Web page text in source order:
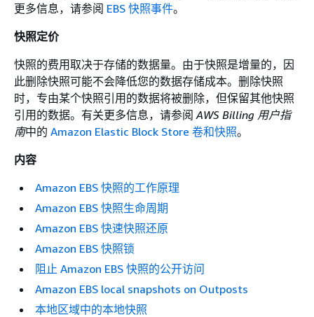
更多信息，请参阅 EBS 快照事件。
快照定价
快照的费用取决于存储的数据量。由于快照是增量的，因
此删除快照可能不会降低您的数据存储成本。删除快照
时，专由某个快照引用的数据将被删除，但保留其他快照
引用的数据。有关更多信息，请参阅AWS Billing 用户指
南中的 Amazon Elastic Block Store 卷和快照。
内容
Amazon EBS 快照的工作原理
Amazon EBS 快照生命周期
Amazon EBS 快速快照还原
Amazon EBS 快照锁
阻止 Amazon EBS 快照的公开访问
Amazon EBS local snapshots on Outposts
本地区域中的本地快照